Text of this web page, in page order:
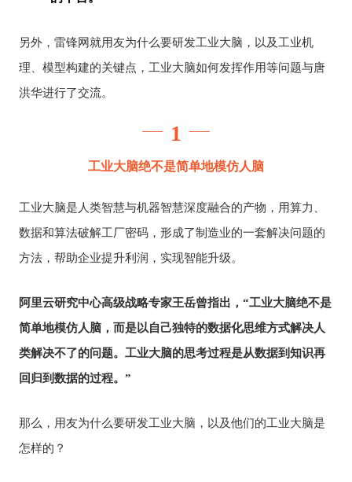
另外，雷锋网就用友为什么要研发工业大脑，以及工业机
理、模型构建的关键点，工业大脑如何发挥作用等问题与唐
洪华进行了交流。
1
工业大脑绝不是简单地模仿人脑
工业大脑是人类智慧与机器智慧深度融合的产物，用算力、
数据和算法破解工厂密码，形成了制造业的一套解决问题的
方法，帮助企业提升利润，实现智能升级。
阿里云研究中心高级战略专家王岳曾指出，“工业大脑绝不是
简单地模仿人脑，而是以自己独特的数据化思维方式解决人
类解决不了的问题。工业大脑的思考过程是从数据到知识再
回归到数据的过程。”
那么，用友为什么要研发工业大脑，以及他们的工业大脑是
怎样的？